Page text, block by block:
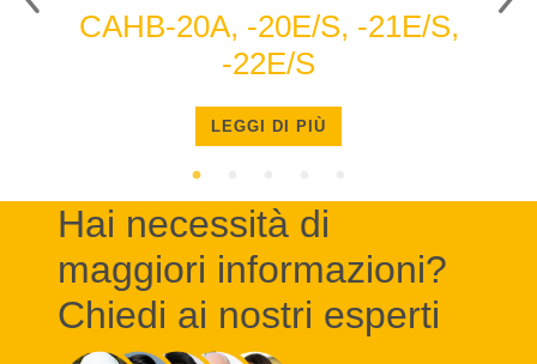
CAHB-20A, -20E/S, -21E/S,
-22E/S
LEGGI DI PIÙ
Hai necessità di
maggiori informazioni?
Chiedi ai nostri esperti